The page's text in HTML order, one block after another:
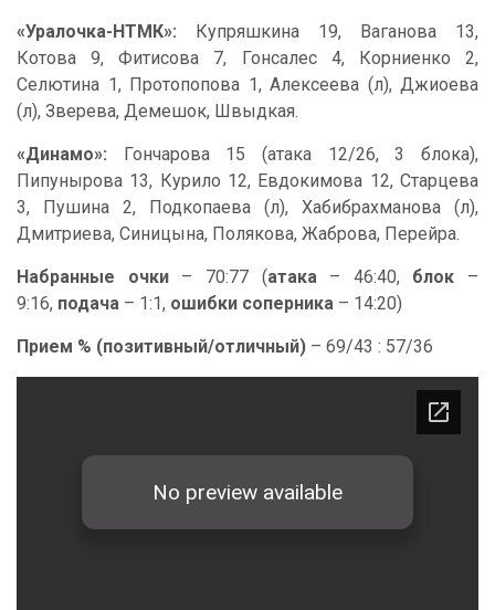
«Уралочка-НТМК»: Купряшкина 19, Ваганова 13,
Котова 9, Фитисова 7, Гонсалес 4, Корниенко 2,
Селютина 1, Протопопова 1, Алексеева (л), Джиоева
(л), Зверева, Демешок, Швыдкая.
«Динамо»: Гончарова 15 (атака 12/26, 3 блока),
Пипунырова 13, Курило 12, Евдокимова 12, Старцева
3, Пушина 2, Подкопаева (л), Хабибрахманова (л),
Дмитриева, Синицына, Полякова, Жаброва, Перейра.
Набранные очки– 70:77 (атака– 46:40, блок –
9:16, подача – 1:1, ошибки соперника – 14:20)
Прием % (позитивный/отличный) – 69/43 : 57/36